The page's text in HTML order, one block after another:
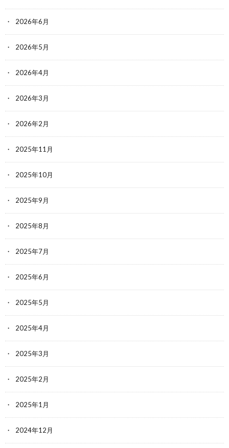
2026年6月
2026年5月
2026年4月
2026年3月
2026年2月
2025年11月
2025年10月
2025年9月
2025年8月
2025年7月
2025年6月
2025年5月
2025年4月
2025年3月
2025年2月
2025年1月
2024年12月